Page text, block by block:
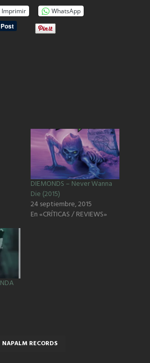
Imprimir
WhatsApp
DIEMONDS – Never Wanna
Die (2015)
24 septiembre, 2015
En «CRÍTICAS / REVIEWS»
NAPALM RECORDS